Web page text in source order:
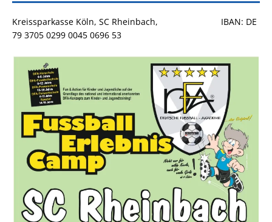
Kreissparkasse Köln, SC Rheinbach, IBAN: DE
79 3705 0299 0045 0696 53